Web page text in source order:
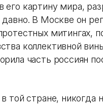
его картину мира,
давно. В Москве он
митингах,
коллективной
часть россиян
той стране, никогда